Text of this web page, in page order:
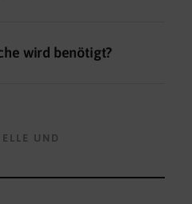
wird benötigt?
UND